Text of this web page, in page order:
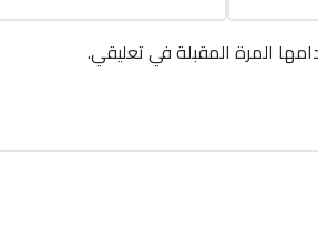
المرة المقبلة في تعليقي.